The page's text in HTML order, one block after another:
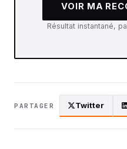
VOIR MA
Résultat instantané,
PARTAGER Twitter